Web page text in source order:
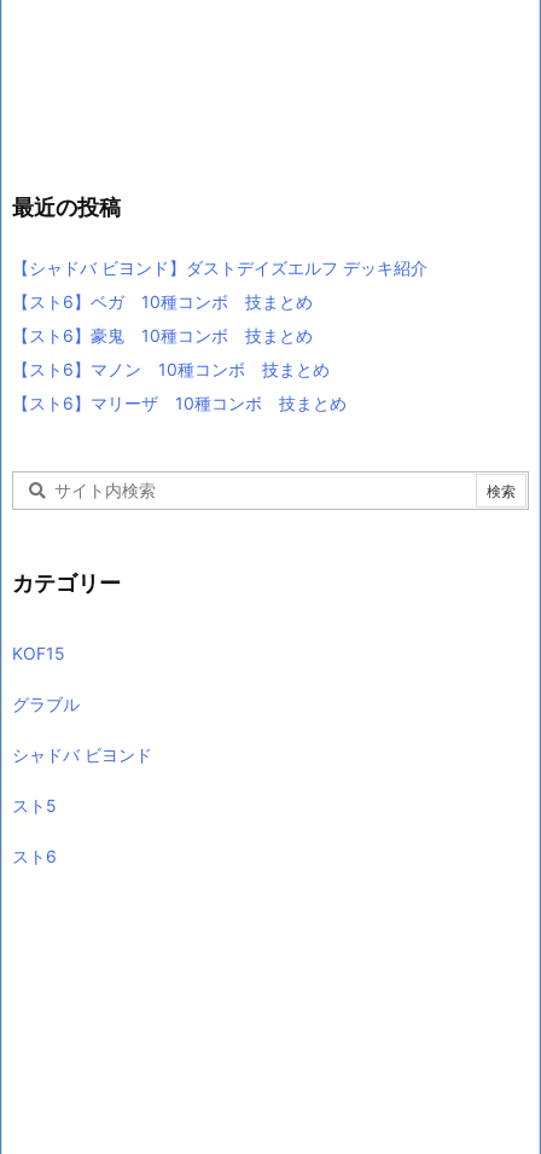
最近の投稿
【シャドバ ビヨンド】ダストデイズエルフ デッキ紹介
【スト6】ベガ 10種コンボ 技まとめ
【スト6】豪鬼 10種コンボ 技まとめ
【スト6】マノン 10種コンボ 技まとめ
【スト6】マリーザ 10種コンボ 技まとめ
カテゴリー
KOF15
グラブル
シャドバ ビヨンド
スト5
スト6